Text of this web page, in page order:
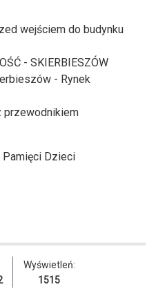
wejściem do budynku
- SKIERBIESZÓW
- Rynek
przewodnikiem
Pamięci Dzieci
Wyświetleń:
1515